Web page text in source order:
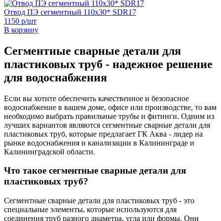
Отвод ПЭ сегментный 110х30* SDR17
1150 р/шт
В корзину
Сегментные сварные детали для
пластиковых труб - надежное решение
для водоснабжения
Если вы хотите обеспечить качественное и безопасное
водоснабжение в вашем доме, офисе или производстве, то вам
необходимо выбрать правильные трубы и фитинги. Одним из
лучших вариантов являются сегментные сварные детали для
пластиковых труб, которые предлагает ГК Аква - лидер на
рынке водоснабжения и канализации в Калининграде и
Калининградской области.
Что такое сегментные сварные детали для
пластиковых труб?
Сегментные сварные детали для пластиковых труб - это
специальные элементы, которые используются для
соединения труб разного диаметра, угла или формы. Они